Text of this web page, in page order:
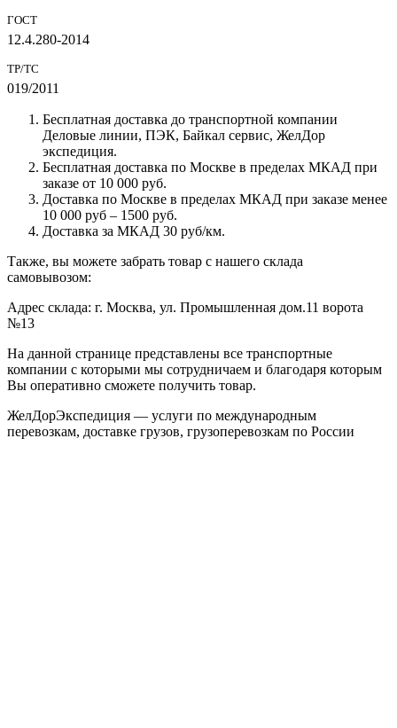
ГОСТ
12.4.280-2014
ТР/ТС
019/2011
Бесплатная доставка до транспортной компании
Деловые линии, ПЭК, Байкал сервис, ЖелДор
экспедиция.
Бесплатная доставка по Москве в пределах МКАД при
заказе от 10 000 руб.
Доставка по Москве в пределах МКАД при заказе менее
10 000 руб – 1500 руб.
Доставка за МКАД 30 руб/км.
Также, вы можете забрать товар с нашего склада
самовывозом:
Адрес склада: г. Москва, ул. Промышленная дом.11 ворота
№13
На данной странице представлены все транспортные
компании с которыми мы сотрудничаем и благодаря которым
Вы оперативно сможете получить товар.
ЖелДорЭкспедиция — услуги по международным
перевозкам, доставке грузов, грузоперевозкам по России